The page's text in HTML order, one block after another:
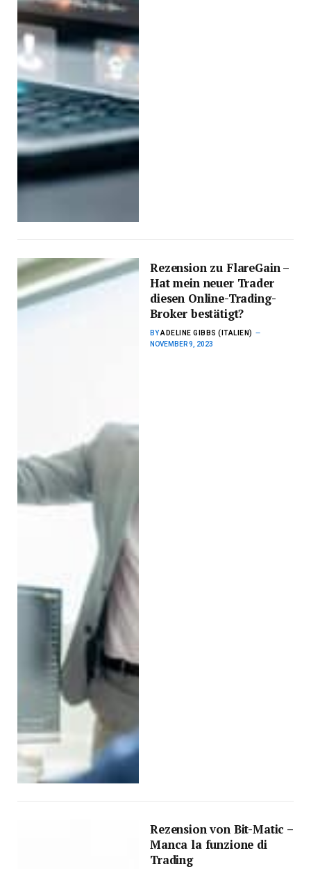
Rezension zu FlareGain –
Hat mein neuer Trader
diesen Online-Trading-
Broker bestätigt?
BYADELINE GIBBS (ITALIEN)
NOVEMBER 9, 2023
Rezension von Bit-Matic –
Manca la funzione di
Trading